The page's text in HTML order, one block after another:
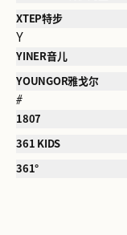
XTEP特步
Y
YINER音儿
YOUNGOR雅戈尔
#
1807
361 KIDS
361°